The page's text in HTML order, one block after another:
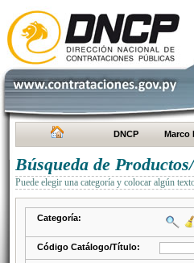
DNCP Marco
Búsqueda de
Puede elegir una categoría y colocar algún
Categoría:
Código Catálogo/Título: